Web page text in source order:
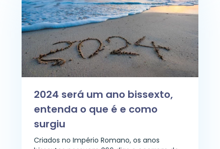
2024 será um ano bissexto,
entenda o que é e como
surgiu
Criados no Império Romano, os anos